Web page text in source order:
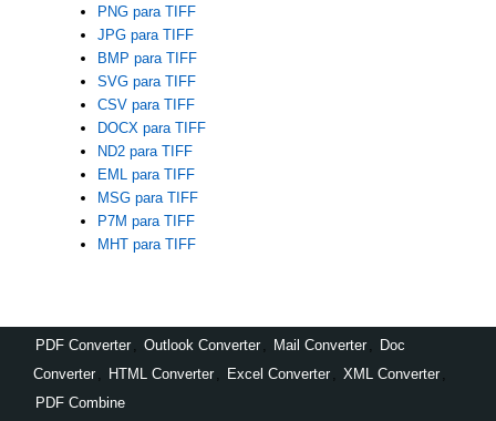
PNG para TIFF
JPG para TIFF
BMP para TIFF
SVG para TIFF
CSV para TIFF
DOCX para TIFF
ND2 para TIFF
EML para TIFF
MSG para TIFF
P7M para TIFF
MHT para TIFF
PDF Converter Outlook Converter Mail Converter
Doc
Converter
HTML Converter Excel Converter XML Converter
PDF Combine